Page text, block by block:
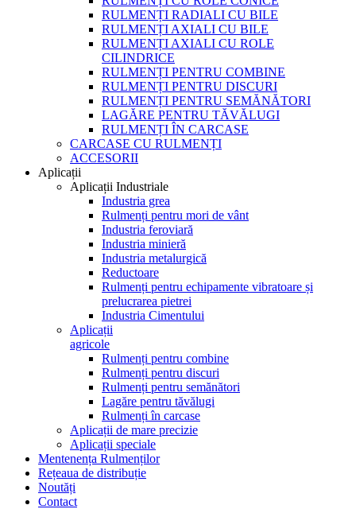
RULMENȚI RADIALI CU BILE
RULMENȚI AXIALI CU BILE
RULMENȚI AXIALI CU ROLE
CILINDRICE
RULMENȚI PENTRU COMBINE
RULMENȚI PENTRU DISCURI
RULMENȚI PENTRU SEMĂNĂTORI
LAGĂRE PENTRU TĂVĂLUGI
RULMENȚI ÎN CARCASE
CARCASE CU RULMENȚI
ACCESORII
Aplicații
Aplicații Industriale
Industria grea
Rulmenți pentru mori de vânt
Industria feroviară
Industria minieră
Industria metalurgică
Reductoare
Rulmenți pentru echipamente vibratoare și
prelucrarea pietrei
Industria Cimentului
Aplicații
agricole
Rulmenți pentru combine
Rulmenți pentru discuri
Rulmenți pentru semănători
Lagăre pentru tăvălugi
Rulmenți în carcase
Aplicații de mare precizie
Aplicații speciale
Mentenența Rulmenților
Rețeaua de distribuție
Noutăți
Contact